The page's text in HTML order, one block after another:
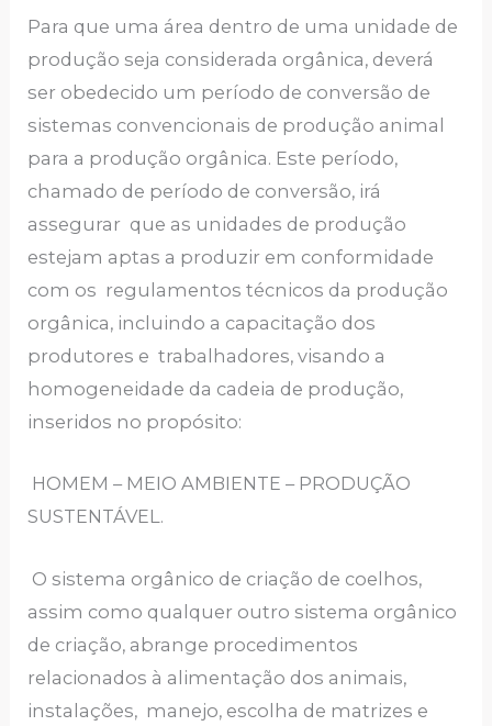
Para que uma área dentro de uma unidade de
produção seja considerada orgânica, deverá
ser obedecido um período de conversão de
sistemas convencionais de produção animal
para a produção orgânica. Este período,
chamado de período de conversão, irá
assegurar que as unidades de produção
estejam aptas a produzir em conformidade
com os regulamentos técnicos da produção
orgânica, incluindo a capacitação dos
produtores e trabalhadores, visando a
homogeneidade da cadeia de produção,
inseridos no propósito:
HOMEM – MEIO AMBIENTE – PRODUÇÃO
SUSTENTÁVEL.
O sistema orgânico de criação de coelhos,
assim como qualquer outro sistema orgânico
de criação, abrange procedimentos
relacionados à alimentação dos animais,
instalações, manejo, escolha de matrizes e